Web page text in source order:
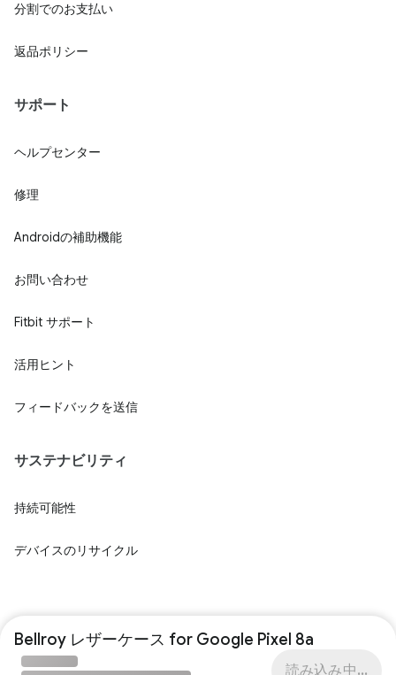
Bellroy レザーケース for Google Pixel 8a
読み込み中...
分割でのお支払い
返品ポリシー
サポート
ヘルプセンター
修理
Androidの補助機能
お問い合わせ
Fitbit サポート
活用ヒント
フィードバックを送信
サステナビリティ
持続可能性
デバイスのリサイクル